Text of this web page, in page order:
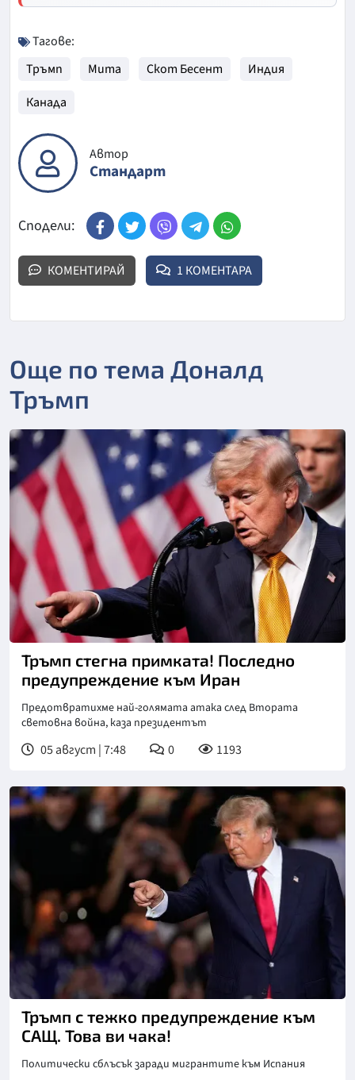
Тагове:
Тръмп
Мита Скот Бесент
Индия
Канада
Автор
Стандарт
Сподели:
КОМЕНТИРАЙ 1 КОМЕНТАРА
Още по тема Доналд
Тръмп
Снимка: Асошиейтед прес
Тръмп стегна примката! Последно
предупреждение към Иран
Предотвратихме най-голямата атака след Втората
световна война, каза президентът
05 август | 7:48 0 1193
Снимка: АП/БТА
Тръмп с тежко предупреждение към
САЩ. Това ви чака!
Политически сблъсък заради мигрантите към Испания